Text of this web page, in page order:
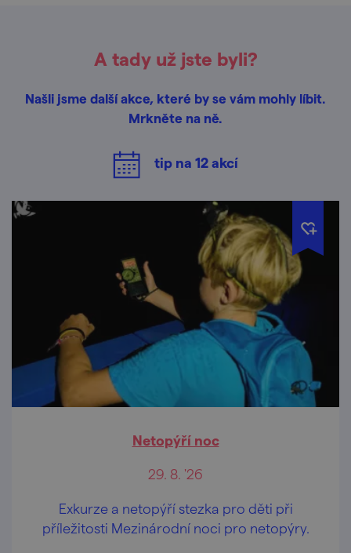
A tady už jste byli?
Našli jsme další akce, které by se vám mohly líbit.
Mrkněte na ně.
tip na 12akcí
Netopýří noc
29. 8. '26
Exkurze a netopýří stezka pro děti při
příležitosti Mezinárodní noci pro netopýry.